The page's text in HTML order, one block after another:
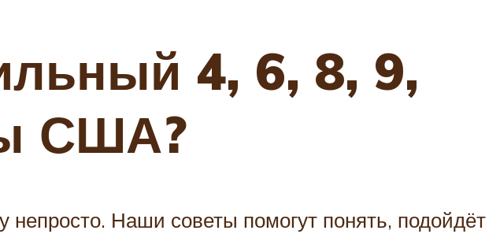
4, 6, 8, 9,
США?
Наши советы помогут понять, подойдёт